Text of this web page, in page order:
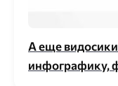
А еще
инфографику,